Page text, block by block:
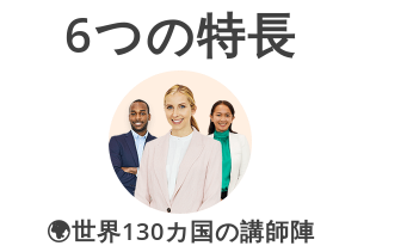
6つの特長
🌍世界130カ国の講師陣